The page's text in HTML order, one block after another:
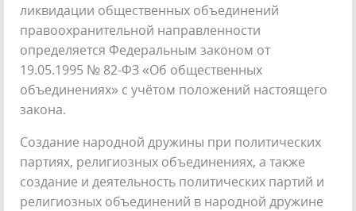
ликвидации общественных объединений
правоохранительной направленности
определяется Федеральным законом от
19.05.1995 № 82-ФЗ «Об общественных
объединениях» с учётом положений настоящего
закона.
Создание народной дружины при политических
партиях, религиозных объединениях, а также
создание и деятельность политических партий и
религиозных объединений в народной дружине